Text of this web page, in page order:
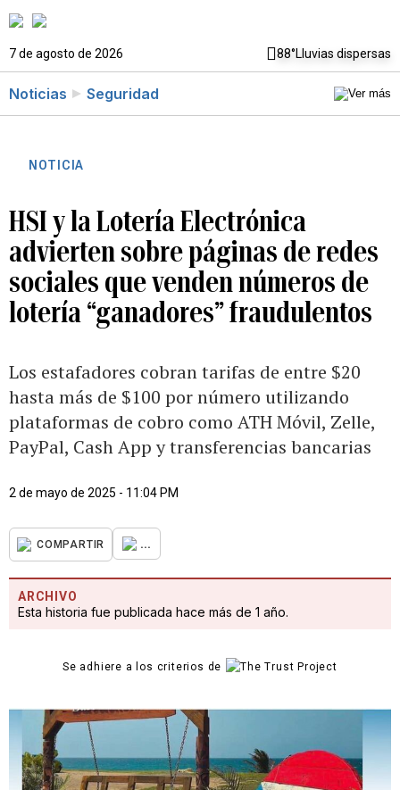
7 de agosto de 2026 88°Lluvias dispersas
Noticias Seguridad
NOTICIA
HSI y la Lotería Electrónica
advierten sobre páginas de redes
sociales que venden números de
lotería “ganadores” fraudulentos
Los estafadores cobran tarifas de entre $20
hasta más de $100 por número utilizando
plataformas de cobro como ATH Móvil, Zelle,
PayPal, Cash App y transferencias bancarias
2 de mayo de 2025 - 11:04 PM
COMPARTIR ...
ARCHIVO
Esta historia fue publicada hace más de 1 año.
Se adhiere a los criterios de